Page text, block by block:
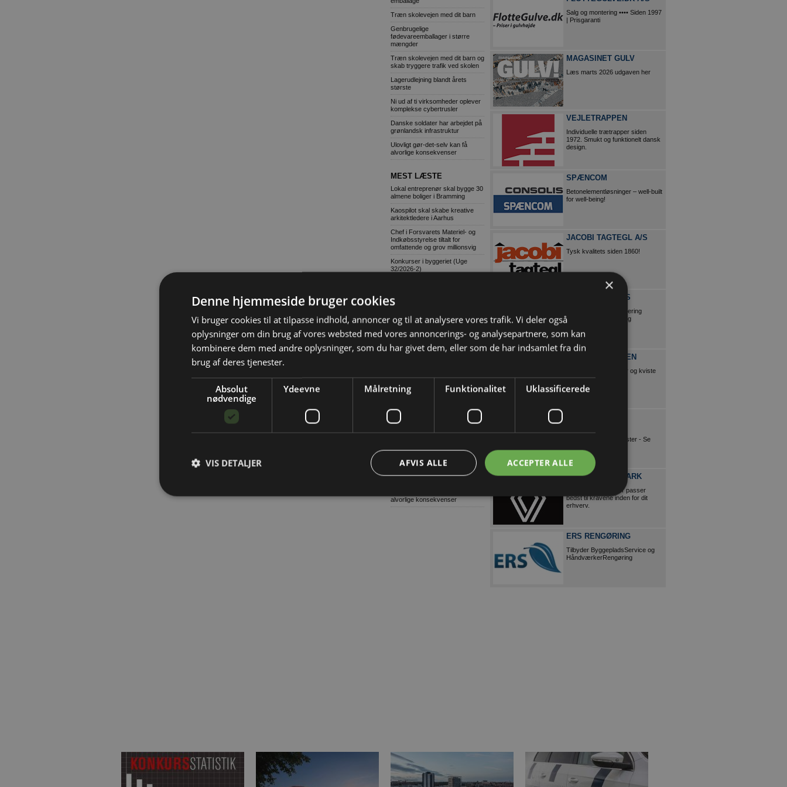
Træn skolevejen med dit barn
Genbrugelige
fødevareemballager i større
mængder
Træn skolevejen med dit barn og
skab tryggere trafik ved skolen
Lagerudlejning blandt årets
største
Ni ud af ti virksomheder oplever
komplekse cybertrusler
Danske soldater har arbejdet på
grønlandsk infrastruktur
Ulovligt gør-det-selv kan få
alvorlige konsekvenser
MEST LÆSTE
Lokal entreprenør skal bygge 30
almene boliger i Bramming
Kaospilot skal skabe kreative
arkitektledere i Aarhus
Chef i Forsvarets Materiel- og
Indkøbsstyrelse tiltalt for
omfattende og grov millionsvig
Konkurser i byggeriet (Uge
32/2026-2)
Dansk AI-platform dyster mod
globale giganter om pris
Tetra Pak lancerer digital
overvågning til isproduktion
Grønne gaver i specialdesignet
emballage
Genbrugelige
fødevareemballager i større
mængder
skab tryggere trafik ved skolen
største
Ni ud af ti virksomheder oplever
Danske soldater har arbejdet på
grønlandsk infrastruktur
alvorlige konsekvenser
Salg og montering •••• Siden 1997
| Prisgaranti
MAGASINET GULV
Læs marts 2026 udgaven her
VEJLETRAPPEN
Individuelle trætrapper siden
1972. Smukt og funktionelt dansk
design.
SPÆNCOM
Betonelementløsninger – well-built
for well-being!
JACOBI TAGTEGL A/S
Tysk kvalitets siden 1860!
CE NIELSEN APS
Nedbrydning miljøsanering
diamantskæring/boring
VINDUESPLADSEN
Vinduer, døre, trapper og kviste
Kæmpe udvalg i trælister - Se
RENAULT DANMARK
Find den varebil, der passer
bedst til kravene inden for dit
erhverv.
ERS RENGØRING
Tilbyder ByggepladsService og
HåndværkerRengøring
×
Denne hjemmeside bruger cookies
Vi bruger cookies til at tilpasse indhold, annoncer og til at analysere vores trafik. Vi deler også
oplysninger om din brug af vores websted med vores annoncerings- og analysepartnere, som kan
kombinere dem med andre oplysninger, som du har givet dem, eller som de har indsamlet fra din
brug af deres tjenester.
Absolut
nødvendige
Ydeevne Målretning Funktionalitet Uklassificerede
ACCEPTER ALLE
AFVIS ALLE
VIS DETALJER